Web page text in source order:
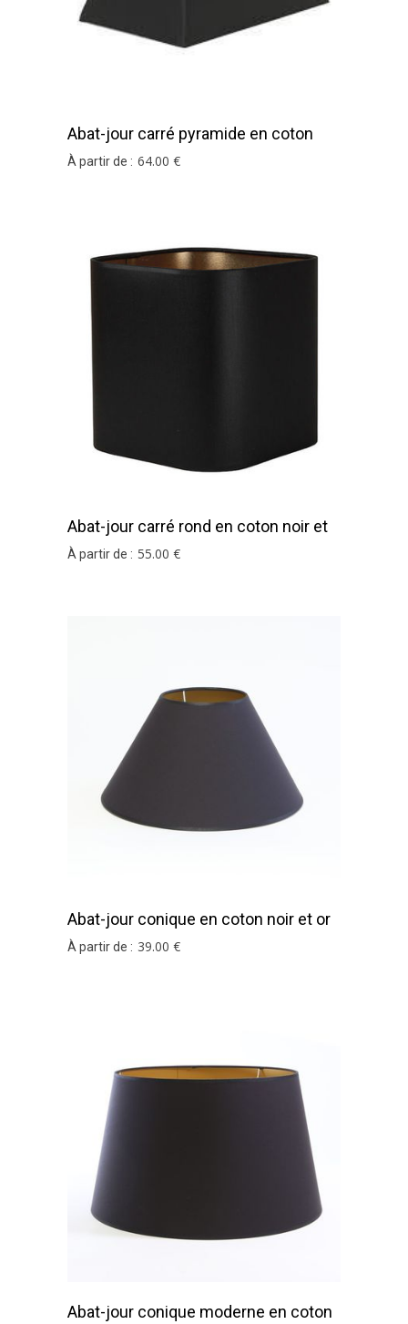
Abat-jour carré pyramide en coton
noir et or
À partir de : 64.00 €
Abat-jour carré rond en coton noir et
or
À partir de : 55.00 €
Abat-jour conique en coton noir et or
À partir de : 39.00 €
Abat-jour conique moderne en coton